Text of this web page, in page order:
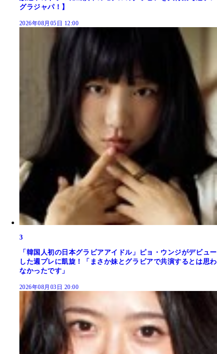
グラジャパ！】
2026年08月05日 12:00
3
「韓国人初の日本グラビアアイドル」ピョ・ウンジがデビュー
した週プレに凱旋！「まさか妹とグラビアで共演するとは思わ
なかったです」
2026年08月03日 20:00